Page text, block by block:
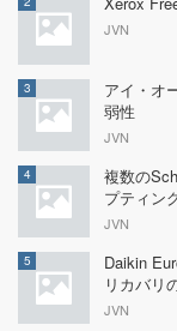
JVN
3
アイ・オ
弱性
JVN
4
複数の
プティン
JVN
5
Daikin
リカバリ
JVN